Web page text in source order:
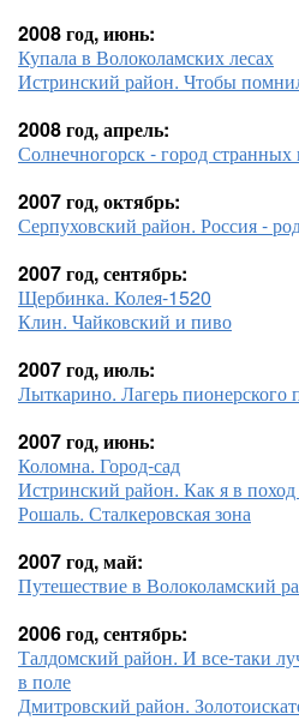
2008 год, июнь:
Купала в Волоколамских лесах
Истринский район. Чтобы
2008 год, апрель:
Солнечногорск - город странных
2007 год, октябрь:
Серпуховский район. Россия -
2007 год, сентябрь:
Щербинка. Колея-1520
Клин. Чайковский и пиво
2007 год, июль:
Лыткарино. Лагерь пионерского
2007 год, июнь:
Коломна. Город-сад
Истринский район. Как я в поход
Рошаль. Сталкеровская зона
2007 год, май:
Путешествие в Волоколамский
2006 год, сентябрь:
Талдомский район. И все-таки
в поле
Дмитровский район.